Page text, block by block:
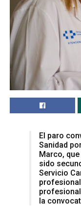
El paro
Sanidad
Marco,
sido
Servicio
la